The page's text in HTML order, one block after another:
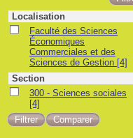
Localisation
Faculté des Sciences
Économiques
Commerciales et des
Sciences de Gestion [4]
Section
300 - Sciences sociales
[4]